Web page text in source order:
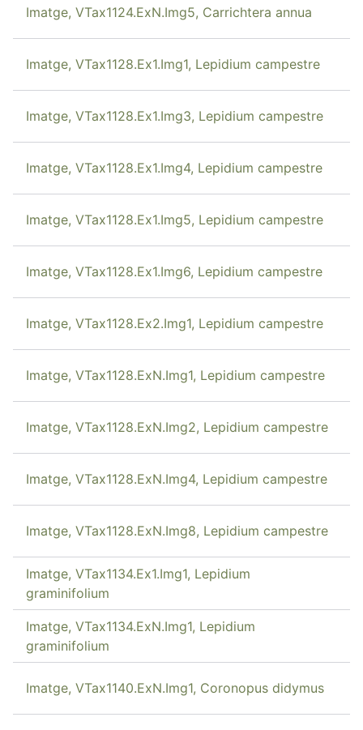
Imatge, VTax1124.ExN.Img5, Carrichtera annua
Imatge, VTax1128.Ex1.Img1, Lepidium campestre
Imatge, VTax1128.Ex1.Img3, Lepidium campestre
Imatge, VTax1128.Ex1.Img4, Lepidium campestre
Imatge, VTax1128.Ex1.Img5, Lepidium campestre
Imatge, VTax1128.Ex1.Img6, Lepidium campestre
Imatge, VTax1128.Ex2.Img1, Lepidium campestre
Imatge, VTax1128.ExN.Img1, Lepidium campestre
Imatge, VTax1128.ExN.Img2, Lepidium campestre
Imatge, VTax1128.ExN.Img4, Lepidium campestre
Imatge, VTax1128.ExN.Img8, Lepidium campestre
Imatge, VTax1134.Ex1.Img1, Lepidium
graminifolium
Imatge, VTax1134.ExN.Img1, Lepidium
graminifolium
Imatge, VTax1140.ExN.Img1, Coronopus didymus